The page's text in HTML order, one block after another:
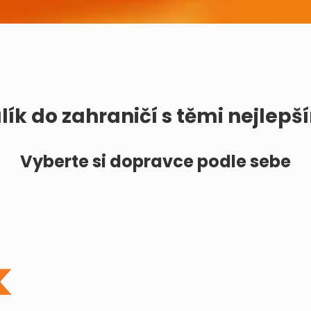
do zahraničí s těmi
Vyberte si dopravce podle sebe